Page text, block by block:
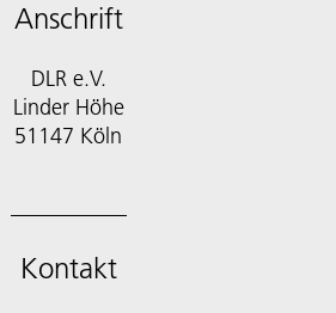
Anschrift
DLR e.V.
Linder Höhe
51147 Köln
Kontakt